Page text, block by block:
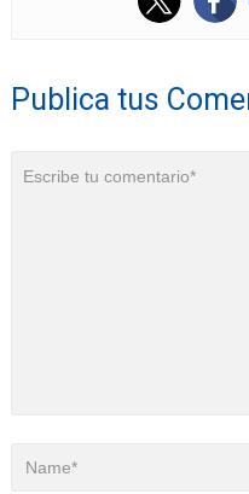
Publica tus